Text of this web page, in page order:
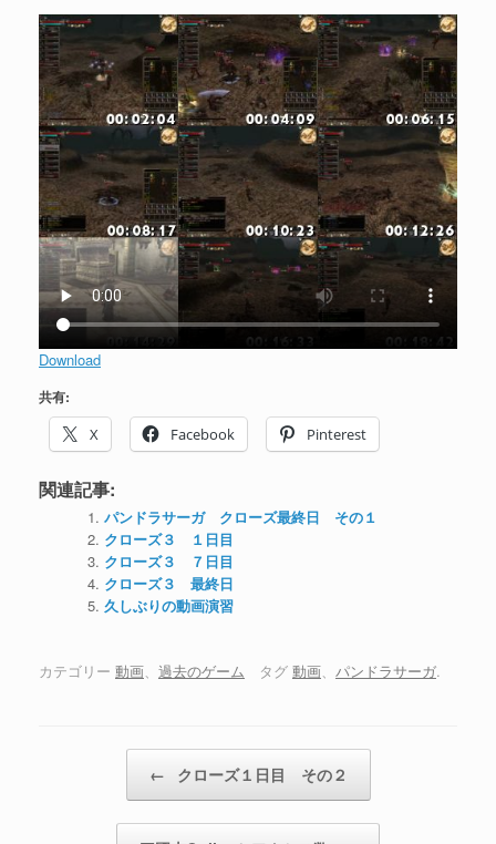
Download
共有:
X
Facebook Pinterest
関連記事:
パンドラサーガ クローズ最終日 その１
クローズ３ １日目
クローズ３ ７日目
クローズ３ 最終日
久しぶりの動画演習
カテゴリー 動画、 過去のゲーム タグ 動画、 パンドラサーガ.
← クローズ１日目 その２